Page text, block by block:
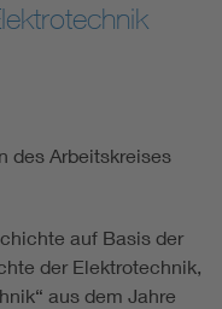
des Arbeitskreises
auf Basis der
der Elektrotechnik,
aus dem Jahre